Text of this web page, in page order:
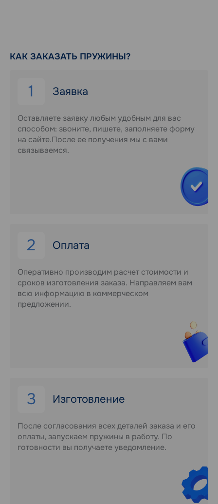
КАК ЗАКАЗАТЬ ПРУЖИНЫ?
1 Заявка
Оставляете заявку любым удобным для вас
способом: звоните, пишете, заполняете форму
на сайте.После ее получения мы с вами
связываемся.
2 Оплата
Оперативно производим расчет стоимости и
сроков изготовления заказа. Направляем вам
всю информацию в коммерческом
предложении.
3 Изготовление
После согласования всех деталей заказа и его
оплаты, запускаем пружины в работу. По
готовности вы получаете уведомление.